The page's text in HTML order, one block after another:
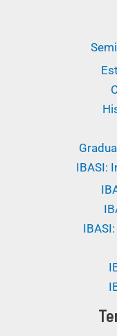
IBASI: